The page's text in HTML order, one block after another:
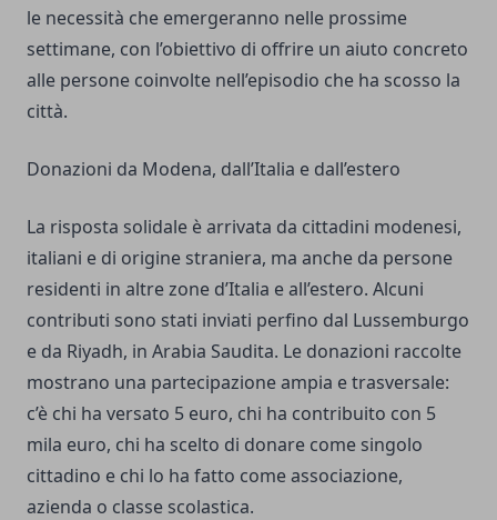
le necessità che emergeranno nelle prossime
settimane, con l’obiettivo di offrire un aiuto concreto
alle persone coinvolte nell’episodio che ha scosso la
città.
Donazioni da Modena, dall’Italia e dall’estero
La risposta solidale è arrivata da cittadini modenesi,
italiani e di origine straniera, ma anche da persone
residenti in altre zone d’Italia e all’estero. Alcuni
contributi sono stati inviati perfino dal Lussemburgo
e da Riyadh, in Arabia Saudita. Le donazioni raccolte
mostrano una partecipazione ampia e trasversale:
c’è chi ha versato 5 euro, chi ha contribuito con 5
mila euro, chi ha scelto di donare come singolo
cittadino e chi lo ha fatto come associazione,
azienda o classe scolastica.